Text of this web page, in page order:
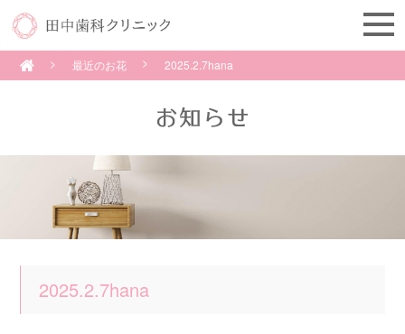
最近のお花 2025.2.7hana
2025.2.7hana